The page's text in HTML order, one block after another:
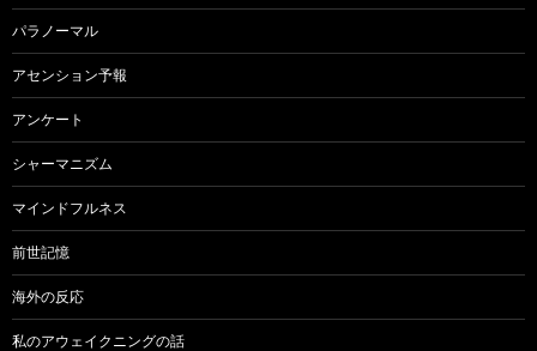
パラノーマル
アセンション予報
アンケート
シャーマニズム
マインドフルネス
前世記憶
海外の反応
私のアウェイクニングの話